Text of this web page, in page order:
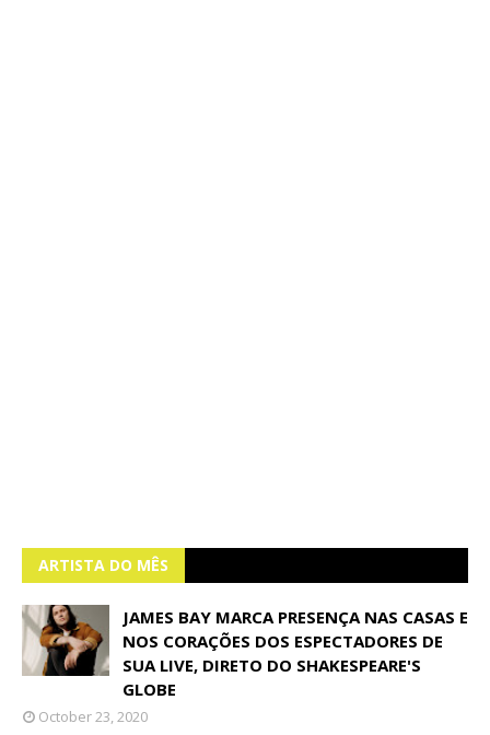
ARTISTA DO MÊS
JAMES BAY MARCA PRESENÇA NAS CASAS E
NOS CORAÇÕES DOS ESPECTADORES DE
SUA LIVE, DIRETO DO SHAKESPEARE'S
GLOBE
October 23, 2020